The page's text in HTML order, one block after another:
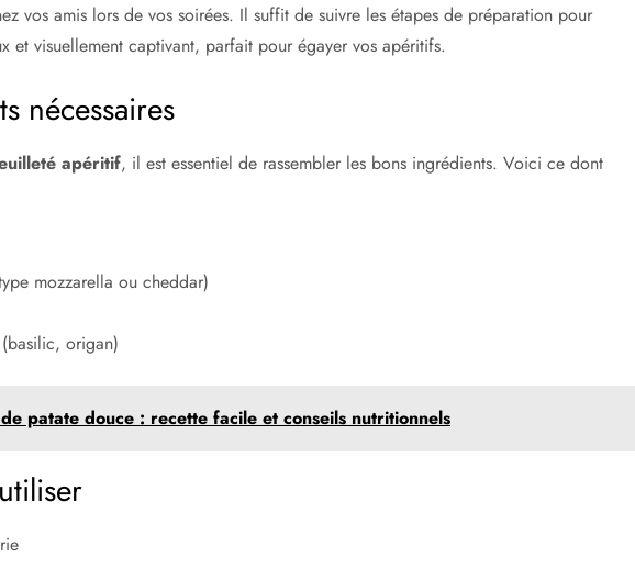
vos amis lors de vos soirées. Il suffit de suivre les étapes de préparation pour
et visuellement captivant, parfait pour égayer vos apéritifs.
nécessaires
apéritif, il est essentiel de rassembler les bons ingrédients. Voici ce dont
mozzarella ou cheddar)
origan)
patate douce : recette facile et conseils nutritionnels